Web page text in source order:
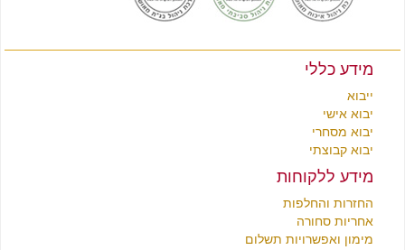
מידע כללי
ייבוא
יבוא אישי
יבוא מסחרי
יבוא קבוצתי
מידע ללקוחות
החזרות והחלפות
אחריות סחורה
מימון ואפשרויות תשלום